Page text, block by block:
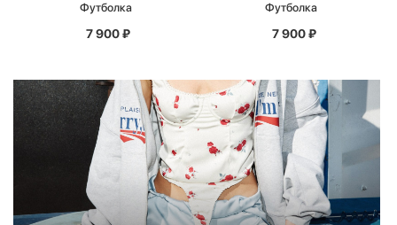
Футболка
7 900₽
Футболка
7 900₽